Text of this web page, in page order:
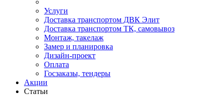
Услуги
Доставка транспортом ДВК Элит
Доставка транспортом ТК, самовывоз
Монтаж, такелаж
Замер и планировка
Дизайн-проект
Оплата
Госзаказы, тендеры
Акции
Статьи